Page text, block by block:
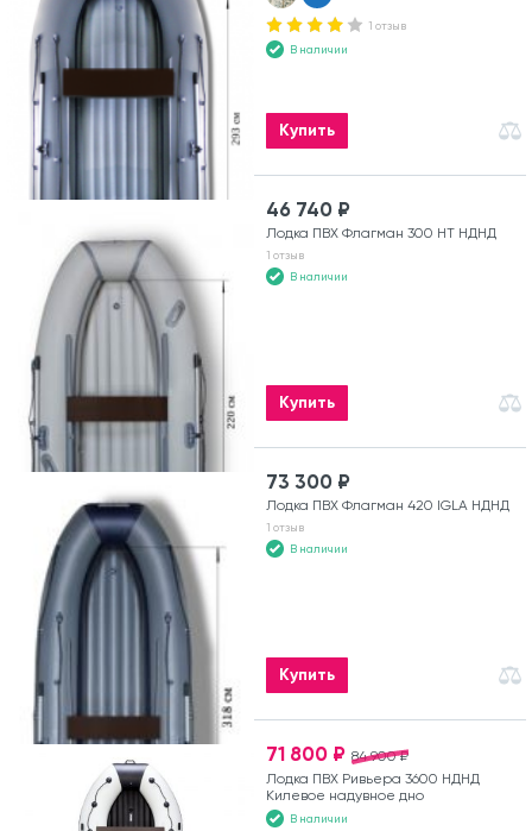
1 отзыв
В наличии
Купить
46 740 ₽
Лодка ПВХ Флагман 300 HT НДНД
1 отзыв
В наличии
Купить
73 300 ₽
Лодка ПВХ Флагман 420 IGLA НДНД
1 отзыв
В наличии
Купить
84 900 ₽
71 800 ₽
Лодка ПВХ Ривьера 3600 НДНД
Килевое надувное дно
В наличии